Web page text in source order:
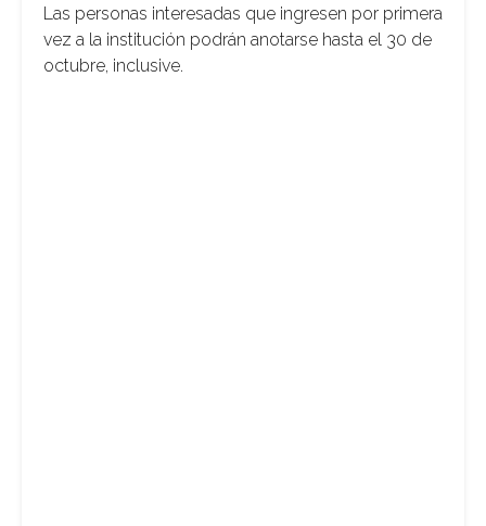
Las personas interesadas que ingresen por primera
vez a la institución podrán anotarse hasta el 30 de
octubre, inclusive.